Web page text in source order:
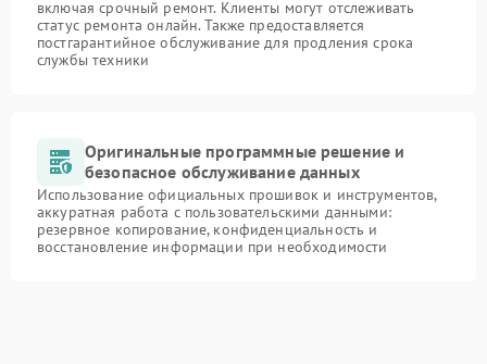
включая срочный ремонт. Клиенты могут отслеживать
статус ремонта онлайн. Также предоставляется
постгарантийное обслуживание для продления срока
службы техники
Оригинальные программные решение и
безопасное обслуживание данных
Использование официальных прошивок и инструментов,
аккуратная работа с пользовательскими данными:
резервное копирование, конфиденциальность и
восстановление информации при необходимости